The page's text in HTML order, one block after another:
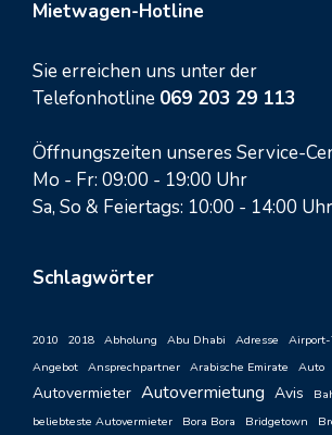
Mietwagen-Hotline
Sie erreichen uns unter der
Telefonhotline 069 203 29 113
Öffnungszeiten unseres Service-
Mo - Fr: 09:00 - 19:00 Uhr
Sa, So & Feiertags: 10:00 - 14:00 Uhr
Schlagwörter
2010 2018 Abholung Abu Dhabi Adresse
Angebot Ansprechpartner Arabische Emirate Auto
Autovermieter Autovermietung Avis
beliebteste Autovermieter
Bora Bora Bridgetown